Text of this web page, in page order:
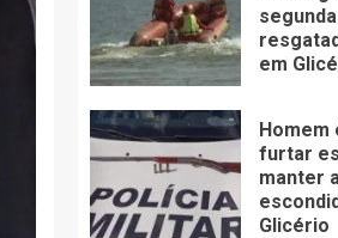
em
Homem
furtar
manter
Glicério